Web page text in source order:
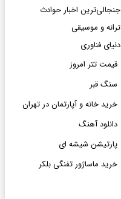
جنجالی‌ترین اخبار حوادث
ترانه و موسیقی
دنیای فناوری
قیمت تتر امروز
سنگ قبر
خرید خانه و آپارتمان در تهران
دانلود آهنگ
پارتیشن شیشه ای
خرید ماساژور تفنگی بلکر